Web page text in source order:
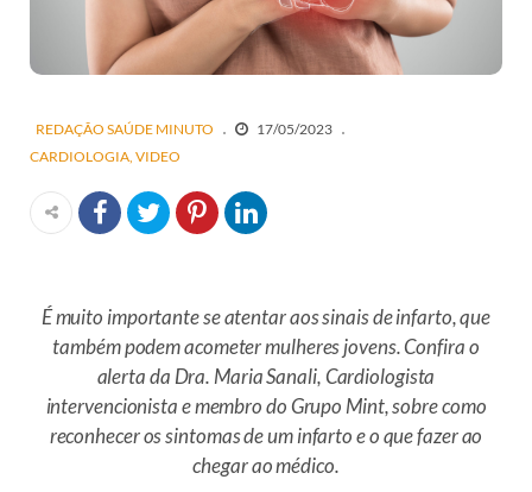
REDAÇÃO SAÚDE MINUTO
17/05/2023
CARDIOLOGIA VIDEO
É muito importante se atentar aos sinais de infarto, que
também podem acometer mulheres jovens. Confira o
alerta da Dra. Maria Sanali, Cardiologista
intervencionista e membro do Grupo Mint, sobre como
reconhecer os sintomas de um infarto e o que fazer ao
chegar ao médico.